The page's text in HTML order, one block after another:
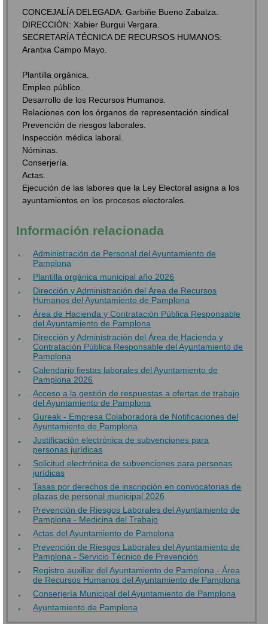
CONCEJALÍA DELEGADA: Garbiñe Bueno Zabalza.
DIRECCIÓN: Xabier Burgui Vergara.
SECRETARÍA TÉCNICA DE RECURSOS HUMANOS:
Arantxa Campo Mayo.
Plantilla orgánica.
Empleo público.
Desarrollo de los Recursos Humanos.
Relaciones con los órganos de representación sindical.
Prevención de riesgos laborales.
Inspección médica laboral.
Nóminas.
Conserjería.
Actas.
Ejecución de las labores que la Ley Electoral asigna a los
ayuntamientos en los procesos electorales.
Información relacionada
Administración de Personal del Ayuntamiento de
Pamplona
Plantilla orgánica municipal año 2026
Dirección y Administración del Área de Recursos
Humanos del Ayuntamiento de Pamplona
Área de Hacienda y Contratación Pública Responsable
del Ayuntamiento de Pamplona
Dirección y Administración del Área de Hacienda y
Contratación Pública Responsable del Ayuntamiento de
Pamplona
Calendario fiestas laborales del Ayuntamiento de
Pamplona 2026
Acceso a la gestión de respuestas a ofertas de trabajo
del Ayuntamiento de Pamplona
Gureak - Empresa Colaboradora de Notificaciones del
Ayuntamiento de Pamplona
Justificación electrónica de subvenciones para
personas jurídicas
Solicitud electrónica de subvenciones para personas
jurídicas
Tasas por derechos de inscripción en convocatorias de
plazas de personal municipal 2026
Prevención de Riesgos Laborales del Ayuntamiento de
Pamplona - Medicina del Trabajo
Actas del Ayuntamiento de Pamplona
Prevención de Riesgos Laborales del Ayuntamiento de
Pamplona - Servicio Técnico de Prevención
Registro auxiliar del Ayuntamiento de Pamplona - Área
de Recursos Humanos del Ayuntamiento de Pamplona
Conserjería Municipal del Ayuntamiento de Pamplona
Ayuntamiento de Pamplona